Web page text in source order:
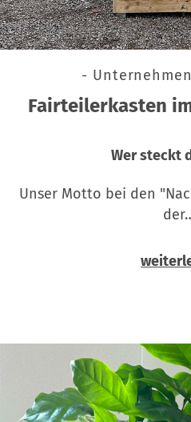
-
Fairteilerkasten
Wer steckt
Unser Motto bei den